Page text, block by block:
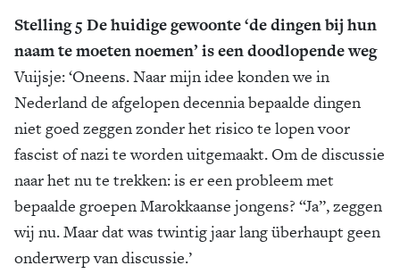
Stelling 5 De huidige gewoonte ‘de dingen bij hun
naam te moeten noemen’ is een doodlopende weg
Vuijsje: ‘Oneens. Naar mijn idee konden we in
Nederland de afgelopen decennia bepaalde dingen
niet goed zeggen zonder het risico te lopen voor
fascist of nazi te worden uitgemaakt. Om de discussie
naar het nu te trekken: is er een probleem met
bepaalde groepen Marokkaanse jongens? “Ja”, zeggen
wij nu. Maar dat was twintig jaar lang überhaupt geen
onderwerp van discussie.’